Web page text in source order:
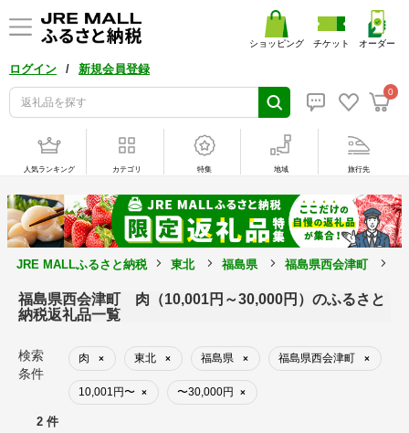
ログイン / 新規会員登録
0
ショッピング チケット オーダー
人気ランキング カテゴリ 特集 地域 旅行先
JRE MALLふるさと納税 東北 福島県 福島県西会津町
福島県西会津町 肉（10,001円～30,000円）のふるさと
納税返礼品一覧
検索
条件
肉 × 東北 × 福島県 × 福島県西会津町 ×
10,001円〜 × 〜30,000円 ×
2 件